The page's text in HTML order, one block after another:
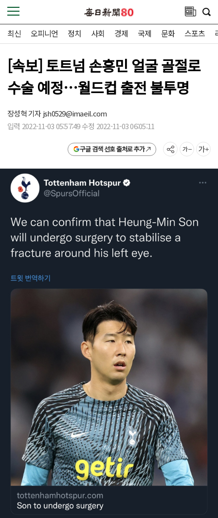
최신 오피니언 정치 사회 경제 국제 문화 스포츠
[속보] 토트넘 손흥민 얼굴 골절로
수술 예정…월드컵 출전 불투명
장성혁 기자jsh0529@imaeil.com
입력 2022-11-03 05:57:49 수정 2022-11-03 06:05:11
구글 검색 선호 출처로 추가